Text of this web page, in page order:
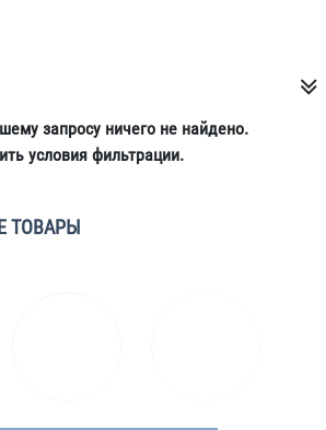
запросу ничего не найдено.
условия фильтрации.
ТОВАРЫ